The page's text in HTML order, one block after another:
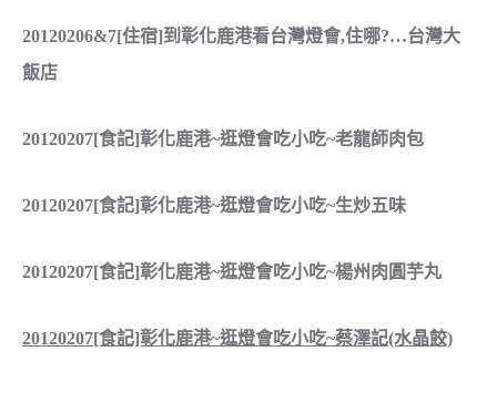
20120206&7[住宿]到彰化鹿港看台灣燈會,住哪?…台灣大
飯店
20120207[食記]彰化鹿港~逛燈會吃小吃~老龍師肉包
20120207[食記]彰化鹿港~逛燈會吃小吃~生炒五味
20120207[食記]彰化鹿港~逛燈會吃小吃~楊州肉圓芋丸
20120207[食記]彰化鹿港~逛燈會吃小吃~蔡澤記(水晶餃)